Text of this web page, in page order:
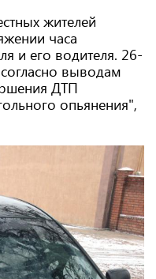
жителей
часа
и его водителя. 26-
выводам
ДТП
опьянения",